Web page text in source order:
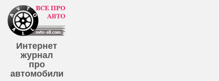
Интернет
журнал
про
автомобили